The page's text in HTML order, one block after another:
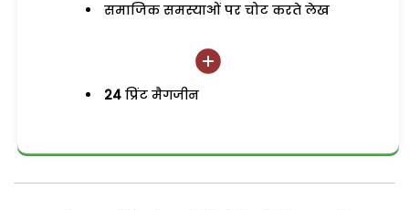
समाजिक समस्याओं पर चोट करते लेख
24 प्रिंट मैगजीन